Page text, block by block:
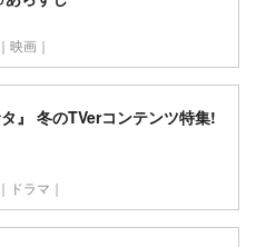
｜映画｜
』 冬のTVerコンテンツ特集!
｜ドラマ｜